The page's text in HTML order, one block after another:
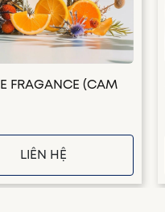
FRAGANCE (CAM
LIÊN HỆ